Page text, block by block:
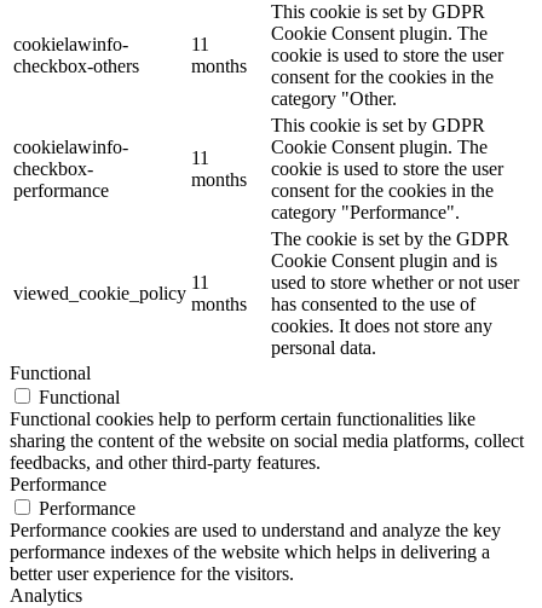
cookielawinfo-
checkbox-others
11
months
This cookie is set by GDPR
Cookie Consent plugin. The
cookie is used to store the user
consent for the cookies in the
category "Other.
cookielawinfo-
checkbox-
performance
11
months
This cookie is set by GDPR
Cookie Consent plugin. The
cookie is used to store the user
consent for the cookies in the
category "Performance".
viewed_cookie_policy
11
months
The cookie is set by the GDPR
Cookie Consent plugin and is
used to store whether or not user
has consented to the use of
cookies. It does not store any
personal data.
Functional
Functional
Functional cookies help to perform certain functionalities like
sharing the content of the website on social media platforms, collect
feedbacks, and other third-party features.
Performance
Performance
Performance cookies are used to understand and analyze the key
performance indexes of the website which helps in delivering a
better user experience for the visitors.
Analytics